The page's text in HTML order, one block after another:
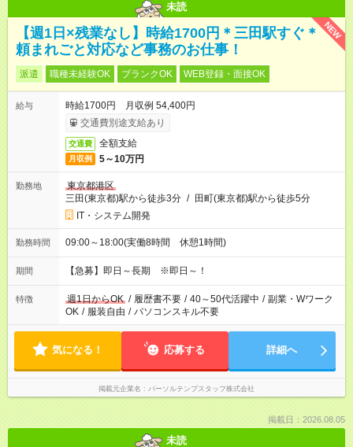
未読
NEW
【週1日×残業なし】時給1700円＊三田駅すぐ＊
頼まれごと対応など事務のお仕事！
派遣 職種未経験OK ブランクOK WEB登録・面接OK
給与
時給1700円 月収例 54,400円
交通費別途支給あり
交通費 全額支給
月収例 5～10万円
勤務地
東京都港区
三田(東京都)駅から徒歩3分 / 田町(東京都)駅から徒歩5分
IT・システム開発
勤務時間 09:00～18:00(実働8時間 休憩1時間)
期間 【急募】即日～長期 ※即日～！
特徴 週1日からOK / 履歴書不要 / 40～50代活躍中 / 副業・Wワーク
OK / 服装自由 / パソコンスキル不要
気になる！ 応募する 詳細へ
掲載元企業名 パーソルテンプスタッフ株式会社
掲載日：2026.08.05
未読